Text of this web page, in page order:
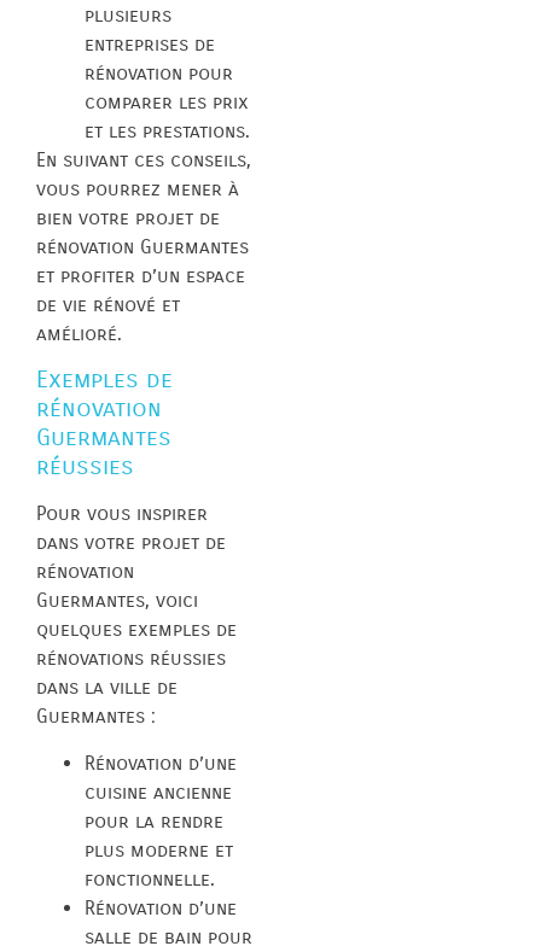
plusieurs
entreprises de
rénovation pour
comparer les prix
et les prestations.
En suivant ces conseils,
vous pourrez mener à
bien votre projet de
rénovation Guermantes
et profiter d’un espace
de vie rénové et
amélioré.
Exemples de
rénovation
Guermantes
réussies
Pour vous inspirer
dans votre projet de
rénovation
Guermantes, voici
quelques exemples de
rénovations réussies
dans la ville de
Guermantes :
Rénovation d’une
cuisine ancienne
pour la rendre
plus moderne et
fonctionnelle.
Rénovation d’une
salle de bain pour